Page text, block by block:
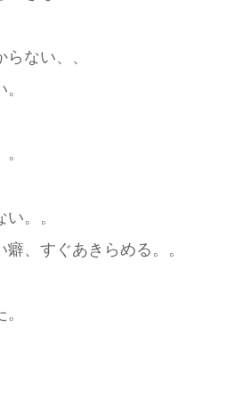
ない、、
。。
、すぐあきらめる。。